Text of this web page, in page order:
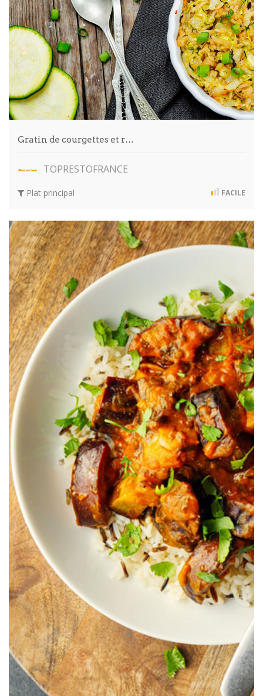
Gratin de courgettes et r…
TOPRESTOFRANCE
Plat principal FACILE